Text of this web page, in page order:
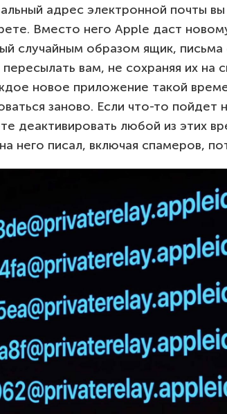
адрес электронной почты
Вместо него Apple даст
случайным образом ящик,
пересылать вам, не сохраняя их на
новое приложение такой
заново. Если что-то пойдет
деактивировать любой из этих
него писал, включая спамеров,